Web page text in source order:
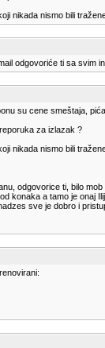
nikada nismo bili
odgovoriće ti sa
su cene smeštaja,
za izlazak ?
nikada nismo bili
odgovorice ti, bilo mob
a tamo je onaj
sve je dobro i